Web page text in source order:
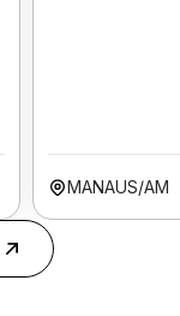
MANAUS/AM